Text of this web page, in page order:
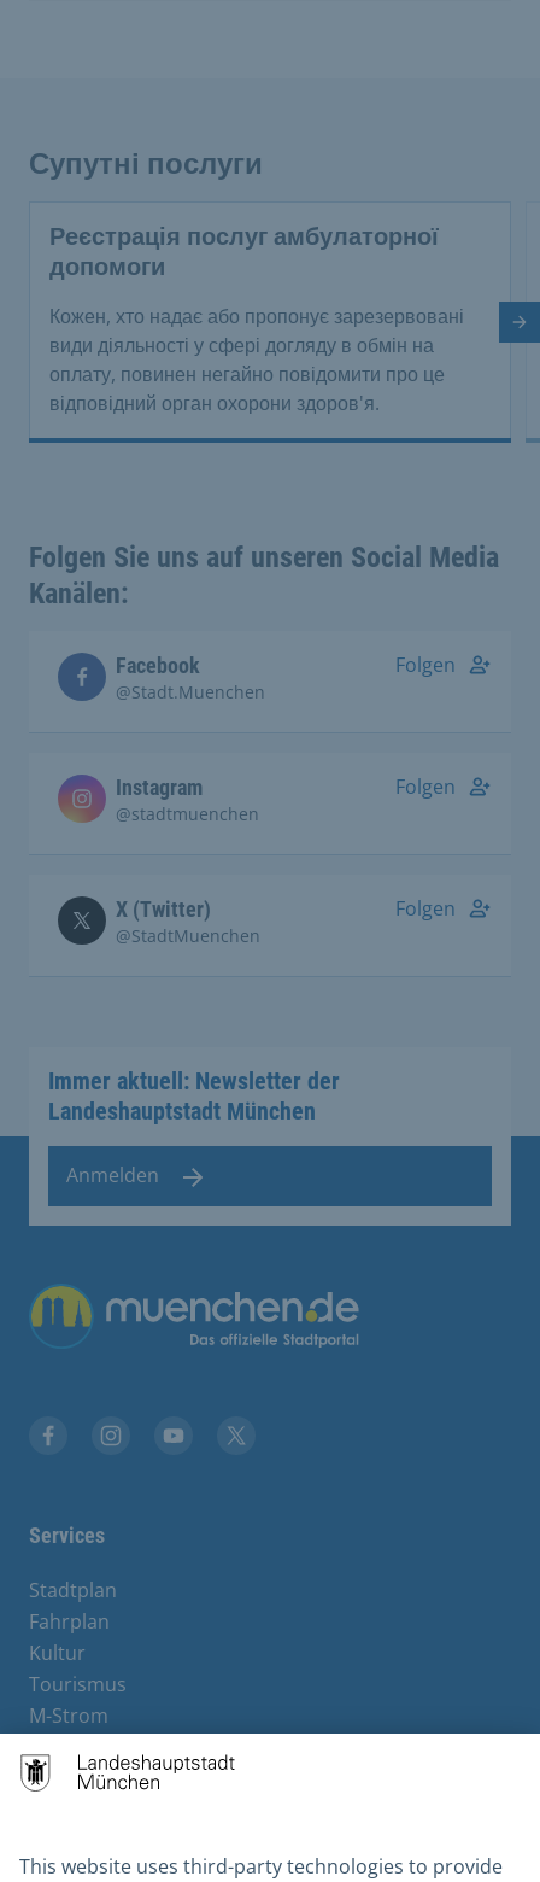
Супутні послуги
Реєстрація послуг амбулаторної
допомоги
Кожен, хто надає або пропонує зарезервовані
види діяльності у сфері догляду в обмін на
оплату, повинен негайно повідомити про це
відповідний орган охорони здоров'я.
Folgen Sie uns auf unseren Social Media
Kanälen:
Facebook
@Stadt.Muenchen
Folgen
Instagram
@stadtmuenchen
Folgen
X (Twitter)
@StadtMuenchen
Folgen
Immer aktuell: Newsletter der
Landeshauptstadt München
Anmelden
Übergreifende Links
Services
Stadtplan
Fahrplan
Kultur
Tourismus
M-Strom
Hotels
Contact